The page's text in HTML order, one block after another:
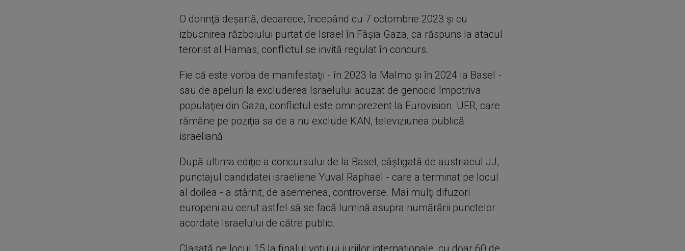
O dorinţă deşartă, deoarece, începând cu 7 octombrie 2023 şi cu
izbucnirea războiului purtat de Israel în Fâşia Gaza, ca răspuns la atacul
terorist al Hamas, conflictul se invită regulat în concurs.
Fie că este vorba de manifestaţii - în 2023 la Malmö şi în 2024 la Basel -
sau de apeluri la excluderea Israelului acuzat de genocid împotriva
populaţiei din Gaza, conflictul este omniprezent la Eurovision. UER, care
rămâne pe poziţia sa de a nu exclude KAN, televiziunea publică
israeliană.
După ultima ediţie a concursului de la Basel, câştigată de austriacul JJ,
punctajul candidatei israeliene Yuval Raphaël - care a terminat pe locul
al doilea - a stârnit, de asemenea, controverse. Mai mulţi difuzori
europeni au cerut astfel să se facă lumină asupra numărării punctelor
acordate Israelului de către public.
Clasată pe locul 15 la finalul votului juriilor internaţionale, cu doar 60 de